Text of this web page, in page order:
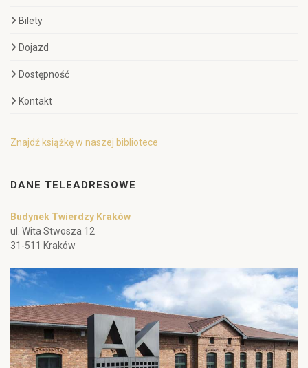
Bilety
Dojazd
Dostępność
Kontakt
Znajdź książkę w naszej bibliotece
DANE TELEADRESOWE
Budynek Twierdzy Kraków
ul. Wita Stwosza 12
31-511 Kraków